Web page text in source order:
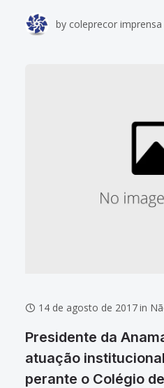
Trabalho ao desembargador
by coleprecor imprensa
14 de agosto de 2017in
Presidente da
atuação
perante o Colégio